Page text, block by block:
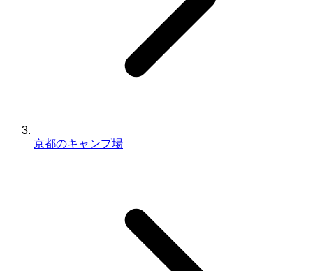
京都のキャンプ場